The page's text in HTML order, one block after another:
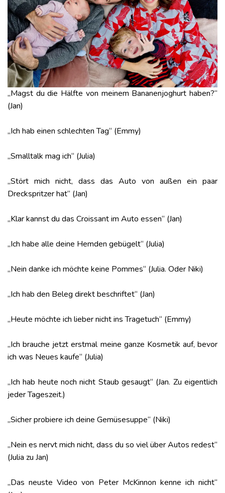
„Magst du die Hälfte von meinem Bananenjoghurt haben?“
(Jan)
„Ich hab einen schlechten Tag“ (Emmy)
„Smalltalk mag ich“ (Julia)
„Stört mich nicht, dass das Auto von außen ein paar
Dreckspritzer hat“ (Jan)
„Klar kannst du das Croissant im Auto essen“ (Jan)
„Ich habe alle deine Hemden gebügelt“ (Julia)
„Nein danke ich möchte keine Pommes“ (Julia. Oder Niki)
„Ich hab den Beleg direkt beschriftet“ (Jan)
„Heute möchte ich lieber nicht ins Tragetuch“ (Emmy)
„Ich brauche jetzt erstmal meine ganze Kosmetik auf, bevor
ich was Neues kaufe“ (Julia)
„Ich hab heute noch nicht Staub gesaugt“ (Jan. Zu eigentlich
jeder Tageszeit.)
„Sicher probiere ich deine Gemüsesuppe“ (Niki)
„Nein es nervt mich nicht, dass du so viel über Autos redest“
(Julia zu Jan)
„Das neuste Video von Peter McKinnon kenne ich nicht“